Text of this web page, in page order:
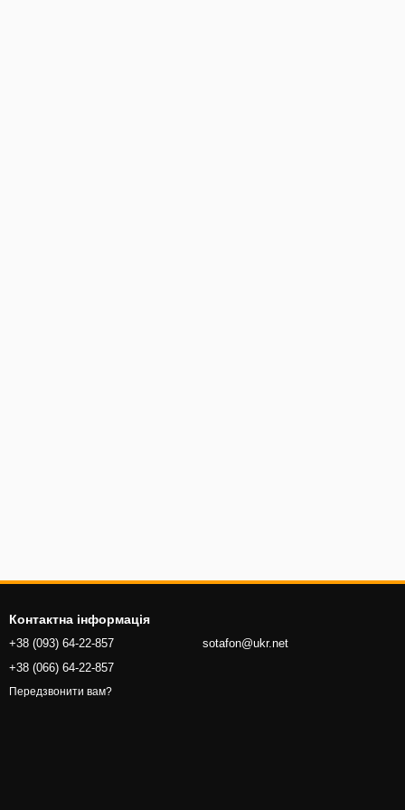
Контактна інформація
+38 (093) 64-22-857
+38 (066) 64-22-857
Передзвонити вам?
sotafon@ukr.net